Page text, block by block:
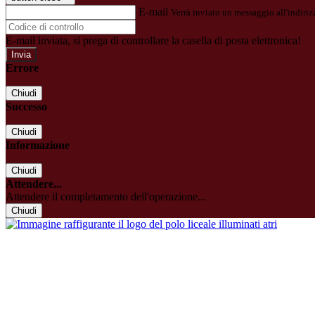
E-mail Verrà inviato un messaggio
E-mail inviata, si prega di controllare la casella di posta elettronica!
Errore
Chiudi
Successo
Chiudi
Informazione
Chiudi
Attendere...
Attendere il completamento dell'operazione...
Chiudi